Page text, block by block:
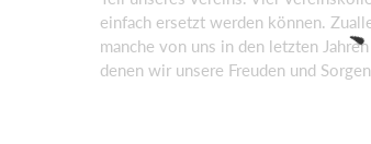
einfach ersetzt werden können.
manche von uns in den letzten
denen wir unsere Freuden und